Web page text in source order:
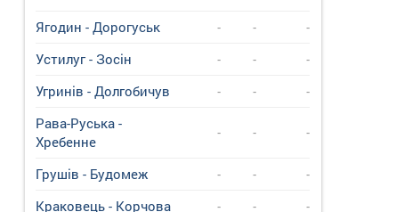
Ягодин - Дорогуськ - -
-
Устилуг - Зосін
- -
-
Угринiв - Долгобичув
- -
-
Рава-Руська -
Хребенне
- - -
Грушів - Будомеж - -
-
Краковець - Корчова
- -
-